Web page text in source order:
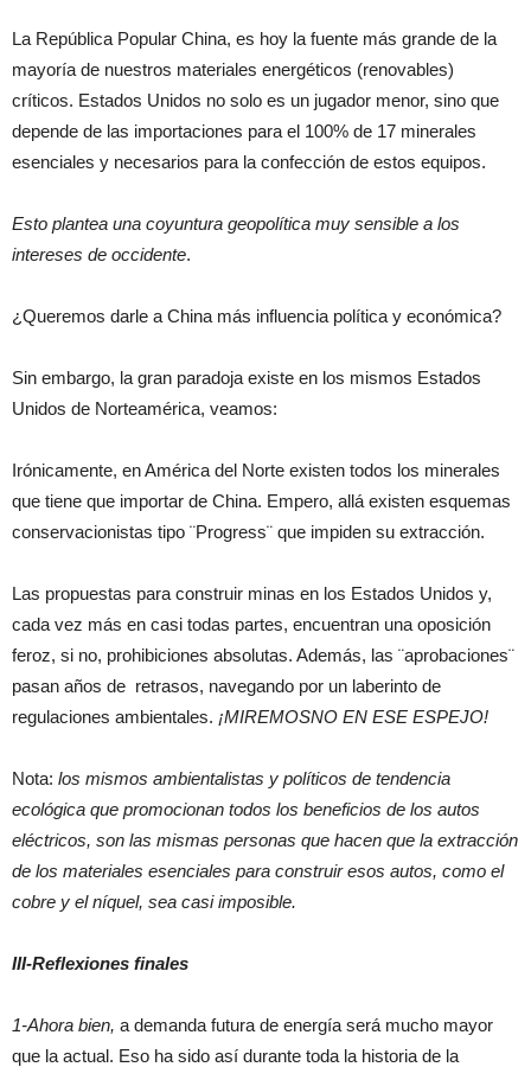
La República Popular China, es hoy la fuente más grande de la
mayoría de nuestros materiales energéticos (renovables)
críticos. Estados Unidos no solo es un jugador menor, sino que
depende de las importaciones para el 100% de 17 minerales
esenciales y necesarios para la confección de estos equipos.
Esto plantea una coyuntura geopolítica muy sensible a los
intereses de occidente.
¿Queremos darle a China más influencia política y económica?
Sin embargo, la gran paradoja existe en los mismos Estados
Unidos de Norteamérica, veamos:
Irónicamente, en América del Norte existen todos los minerales
que tiene que importar de China. Empero, allá existen esquemas
conservacionistas tipo ¨Progress¨ que impiden su extracción.
Las propuestas para construir minas en los Estados Unidos y,
cada vez más en casi todas partes, encuentran una oposición
feroz, si no, prohibiciones absolutas. Además, las ¨aprobaciones¨
pasan años de retrasos, navegando por un laberinto de
regulaciones ambientales. ¡MIREMOSNO EN ESE ESPEJO!
Nota: los mismos ambientalistas y políticos de tendencia
ecológica que promocionan todos los beneficios de los autos
eléctricos, son las mismas personas que hacen que la extracción
de los materiales esenciales para construir esos autos, como el
cobre y el níquel, sea casi imposible.
III-Reflexiones finales
1-Ahora bien, a demanda futura de energía será mucho mayor
que la actual. Eso ha sido así durante toda la historia de la